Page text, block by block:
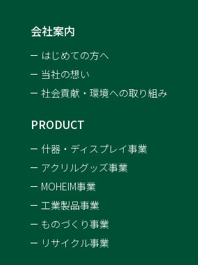
会社案内
はじめての方へ
当社の想い
社会貢献・環境への取り組み
PRODUCT
什器・ディスプレイ事業
アクリルグッズ事業
MOHEIM事業
工業製品事業
ものづくり事業
リサイクル事業